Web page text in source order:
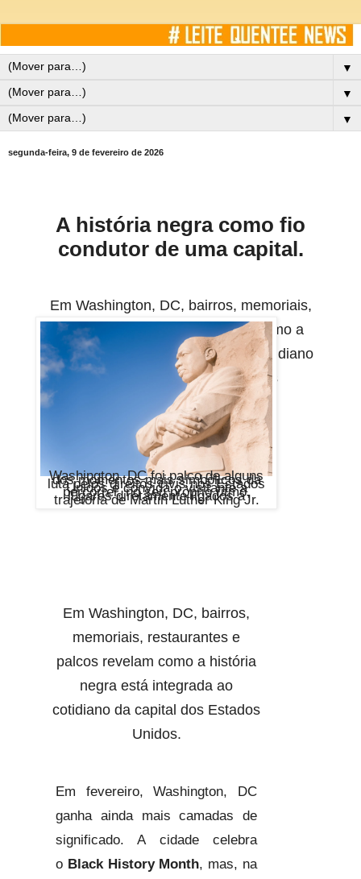
▼
▼
▼
segunda-feira, 9 de fevereiro de 2026
A história negra como fio
condutor de uma capital.
Em Washington, DC, bairros, memoriais,
restaurantes e palcos revelam como a
história negra está integrada ao cotidiano
da capital dos Estados Unidos
Washington, DC foi palco de alguns
dos momentos mais simbólicos da
luta pelos direitos civis nos Estados
Unidos e convida o visitante a
percorrer, no seu próprio ritmo,
lugares diretamente ligados à
trajetória de Martin Luther King Jr.
Em Washington, DC, bairros,
memoriais, restaurantes e
palcos revelam como a história
negra está integrada ao
cotidiano da capital dos Estados
Unidos.
Em fevereiro, Washington, DC
ganha ainda mais camadas de
significado. A cidade celebra
o Black History Month, mas, na